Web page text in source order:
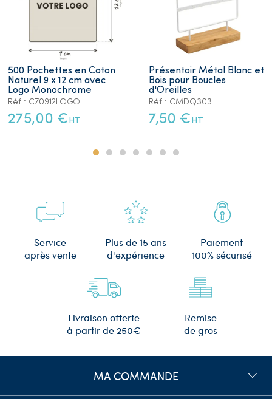
500 Pochettes en Coton
Naturel 9 x 12 cm avec
Logo Monochrome
Réf.: C70912LOGO
275,00 € HT
Présentoir Métal Blanc et
Bois pour Boucles
d'Oreilles
Réf.: CMDQ303
7,50 € HT
Service
après vente
Plus de 15 ans
d'expérience
Paiement
100% sécurisé
Livraison offerte
à partir de 250€
Remise
de gros
MA COMMANDE